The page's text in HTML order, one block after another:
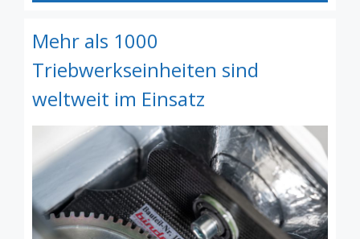
Mehr als 1000
Triebwerkseinheiten sind
weltweit im Einsatz